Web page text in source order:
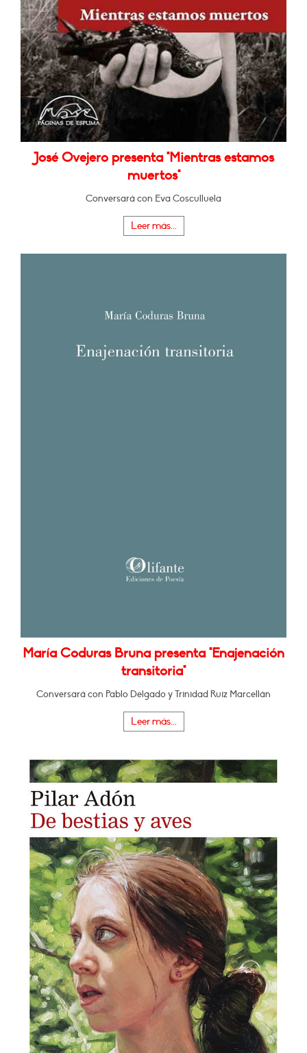
José Ovejero presenta "Mientras estamos
muertos"
Conversará con Eva Cosculluela
Leer más...
María Coduras Bruna presenta "Enajenación
transitoria"
Conversará con Pablo Delgado y Trinidad Ruiz Marcellán
Leer más...